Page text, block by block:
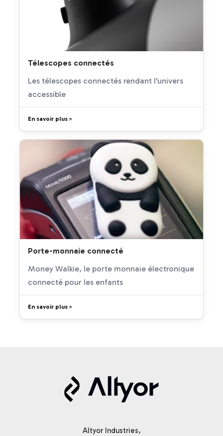
Télescopes connectés
Les télescopes connectés rendant l'univers
accessible
En savoir plus
Porte-monnaie connecté
Money Walkie, le porte monnaie électronique
connecté pour les enfants
En savoir plus
Altyor Industries,